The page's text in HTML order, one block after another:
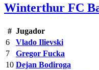
Winterthur FC
# Jugador
6
Vlado Ilievski
7
Gregor Fucka
10 Dejan Bodiroga